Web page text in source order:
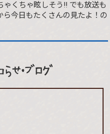
くちゃ眩しそう!! でも放送も
今日もたくさんの見たよ！の
・ブログ